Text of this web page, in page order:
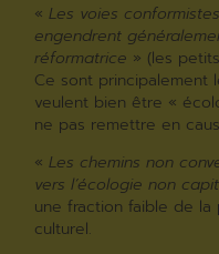
«Les voies
engendrent
réformatrice » (les
Ce sont principalement
veulent bien être «
ne pas remettre en
«Les chemins non
vers l’écologie non
une fraction faible de la
culturel.